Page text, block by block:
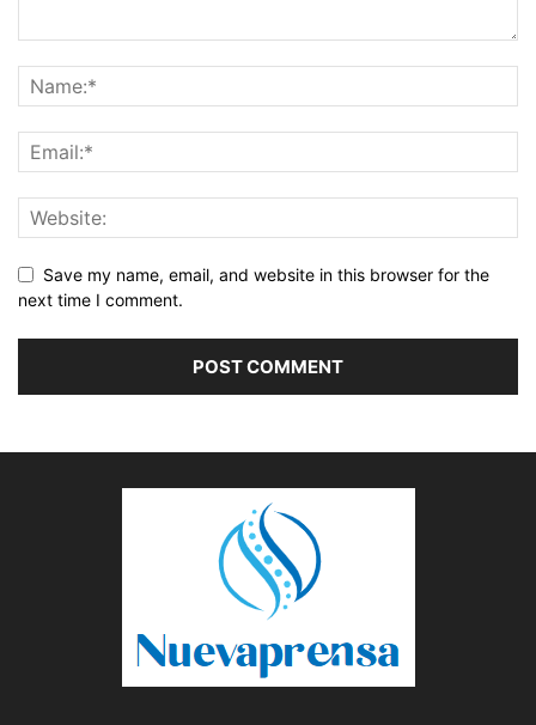
Save my name, email, and website in this browser for the
next time I comment.